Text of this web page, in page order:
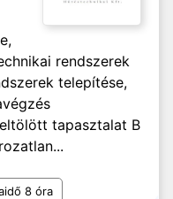
rendszerek
telepítése,
tapasztalat B
8 óra